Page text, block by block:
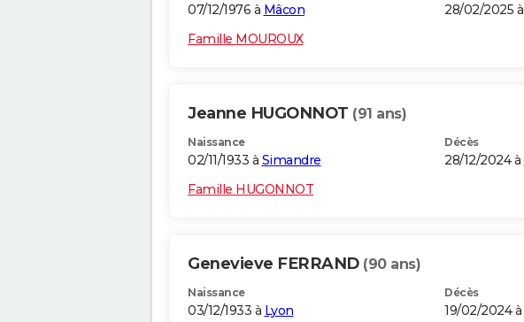
07/12/1976 à Mâcon 28/02/2025 à
Famille MOUROUX
Jeanne HUGONNOT (91 ans)
Naissance
02/11/1933 à Simandre
Décès
28/12/2024 à
Famille HUGONNOT
Genevieve FERRAND (90 ans)
Naissance
03/12/1933 à Lyon
Décès
19/02/2024 à